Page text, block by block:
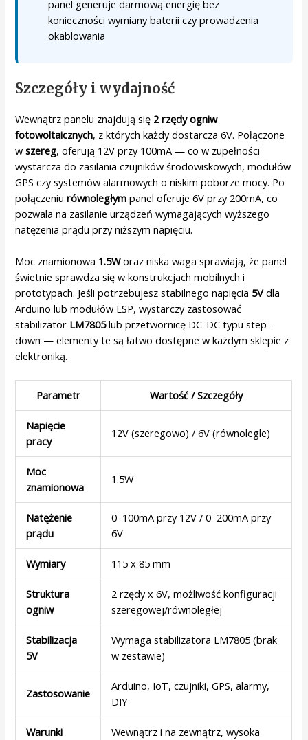
panel generuje darmową energię bez
konieczności wymiany baterii czy prowadzenia
okablowania
Szczegóły i wydajność
Wewnątrz panelu znajdują się 2 rzędy ogniw
fotowoltaicznych, z których każdy dostarcza 6V. Połączone
wszereg, oferują 12V przy 100mA — co w zupełności
wystarcza do zasilania czujników środowiskowych, modułów
GPS czy systemów alarmowych o niskim poborze mocy. Po
połączeniurównoległym panel oferuje 6V przy 200mA, co
pozwala na zasilanie urządzeń wymagających wyższego
natężenia prądu przy niższym napięciu.
Moc znamionowa 1.5Woraz niska waga sprawiają, że panel
świetnie sprawdza się w konstrukcjach mobilnych i
prototypach. Jeśli potrzebujesz stabilnego napięcia 5Vdla
Arduino lub modułów ESP, wystarczy zastosować
stabilizator LM7805lub przetwornicę DC-DC typu step-
down — elementy te są łatwo dostępne w każdym sklepie z
elektroniką.
Parametr Wartość / Szczegóły
Napięcie
pracy
12V (szeregowo) / 6V (równolegle)
Moc
znamionowa
1.5W
Natężenie
prądu
0–100mA przy 12V / 0–200mA przy
6V
Wymiary 115 x 85 mm
Struktura
ogniw
2 rzędy x 6V, możliwość konfiguracji
szeregowej/równoległej
Stabilizacja
5V
Wymaga stabilizatora LM7805 (brak
w zestawie)
Zastosowanie
Arduino, IoT, czujniki, GPS, alarmy,
DIY
Warunki
Wewnątrz i na zewnątrz, wysoka